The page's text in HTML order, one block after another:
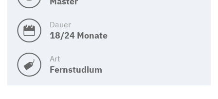
Dauer
18/24 Monate
Art
Fernstudium